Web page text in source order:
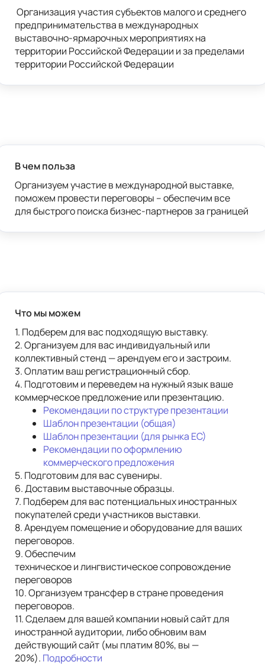
предпринимательства в международных
выставочно-ярмарочных мероприятиях на
территории Российской Федерации и за пределами
территории Российской Федерации
В чем польза
Организуем участие в международной выставке,
поможем провести переговоры – обеспечим все
для быстрого поиска бизнес-партнеров за границей
Что мы можем
1. Подберем для вас подходящую выставку.
2. Организуем для вас индивидуальный или
коллективный стенд — арендуем его и застроим.
3. Оплатим ваш регистрационный сбор.
4. Подготовим и переведем на нужный язык ваше
коммерческое предложение или презентацию.
Рекомендации по структуре презентации
Шаблон презентации (общая)
Шаблон презентации (для рынка ЕС)
Рекомендации по оформлению
коммерческого предложения
5. Подготовим для вас сувениры.
6. Доставим выставочные образцы.
7. Подберем для вас потенциальных иностранных
покупателей среди участников выставки.
8. Арендуем помещение и оборудование для ваших
переговоров.
9. Обеспечим
техническое и лингвистическое сопровождение
переговоров
10. Организуем трансфер в стране проведения
переговоров.
11. Сделаем для вашей компании новый сайт для
иностранной аудитории, либо обновим вам
действующий сайт (мы платим 80%, вы —
20%). Подробности